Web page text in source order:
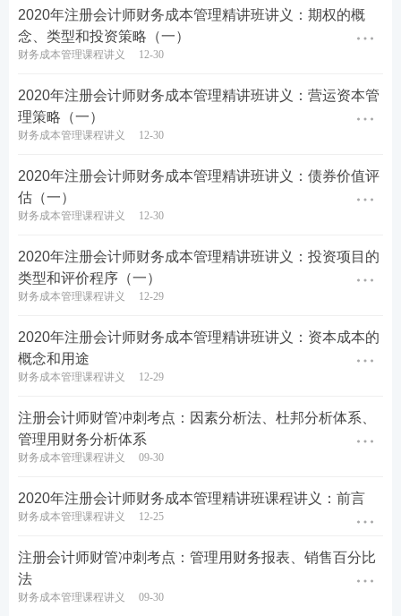
2020年注册会计师财务成本管理精讲班讲义：期权的概
念、类型和投资策略（一）
财务成本管理课程讲义 12-30
2020年注册会计师财务成本管理精讲班讲义：营运资本管
理策略（一）
财务成本管理课程讲义 12-30
2020年注册会计师财务成本管理精讲班讲义：债券价值评
估（一）
财务成本管理课程讲义 12-30
2020年注册会计师财务成本管理精讲班讲义：投资项目的
类型和评价程序（一）
财务成本管理课程讲义 12-29
2020年注册会计师财务成本管理精讲班讲义：资本成本的
概念和用途
财务成本管理课程讲义 12-29
注册会计师财管冲刺考点：因素分析法、杜邦分析体系、
管理用财务分析体系
财务成本管理课程讲义 09-30
2020年注册会计师财务成本管理精讲班课程讲义：前言
财务成本管理课程讲义 12-25
注册会计师财管冲刺考点：管理用财务报表、销售百分比
法
财务成本管理课程讲义 09-30